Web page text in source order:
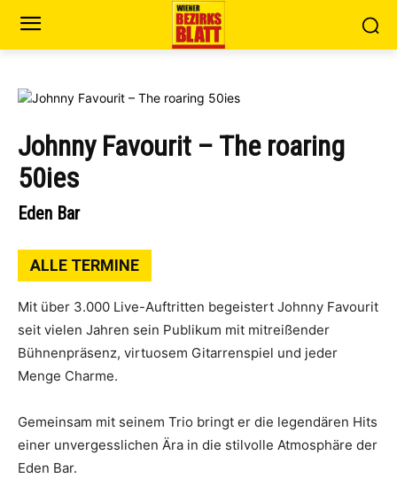
Johnny Favourit – The roaring
50ies
Eden Bar
ALLE TERMINE
Mit über 3.000 Live-Auftritten begeistert Johnny Favourit
seit vielen Jahren sein Publikum mit mitreißender
Bühnenpräsenz, virtuosem Gitarrenspiel und jeder
Menge Charme.
Gemeinsam mit seinem Trio bringt er die legendären Hits
einer unvergesslichen Ära in die stilvolle Atmosphäre der
Eden Bar.